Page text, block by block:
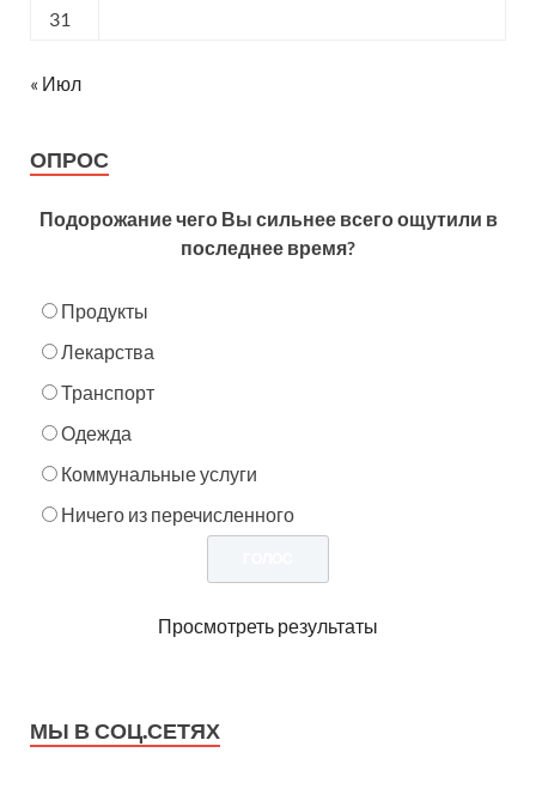
31
« Июл
ОПРОС
Подорожание чего Вы сильнее всего ощутили в
последнее время?
Продукты
Лекарства
Транспорт
Одежда
Коммунальные услуги
Ничего из перечисленного
Просмотреть результаты
МЫ В СОЦ.СЕТЯХ